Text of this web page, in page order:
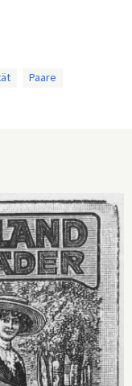
Paare